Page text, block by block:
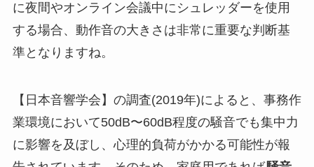
に夜間やオンライン会議中にシュレッダーを使用
する場合、動作音の大きさは非常に重要な判断基
準となりますね。
【日本音響学会】の調査(2019年)によると、事務作
業環境において50dB〜60dB程度の騒音でも集中力
に影響を及ぼし、心理的負荷がかかる可能性が報